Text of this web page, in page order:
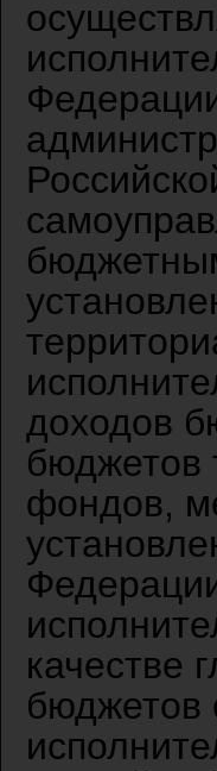
доходов
бюджетов
фондов,
качестве
бюджетов